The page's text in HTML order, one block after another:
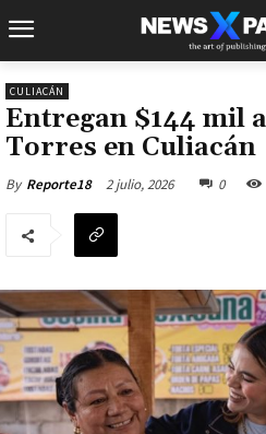
CULIACÁN
Entregan $144 mil
Torres en Culiacán
By Reporte18 2 julio, 2026 0